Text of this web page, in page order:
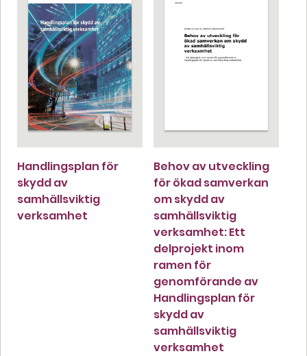
Handlingsplan för
skydd av
samhällsviktig
verksamhet
Behov av utveckling
för ökad samverkan
om skydd av
samhällsviktig
verksamhet: Ett
delprojekt inom
ramen för
genomförande av
Handlingsplan för
skydd av
samhällsviktig
verksamhet